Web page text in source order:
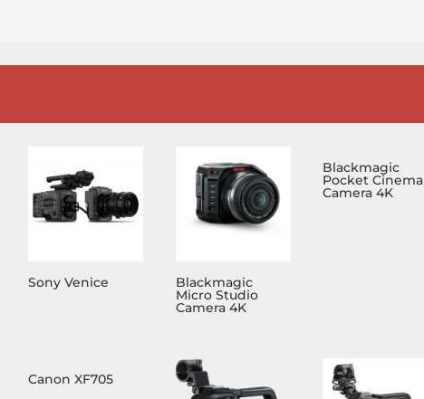
Sony Venice Blackmagic
Micro Studio
Camera 4K
Blackmagic
Pocket Cinema
Camera 4K
Canon XF705